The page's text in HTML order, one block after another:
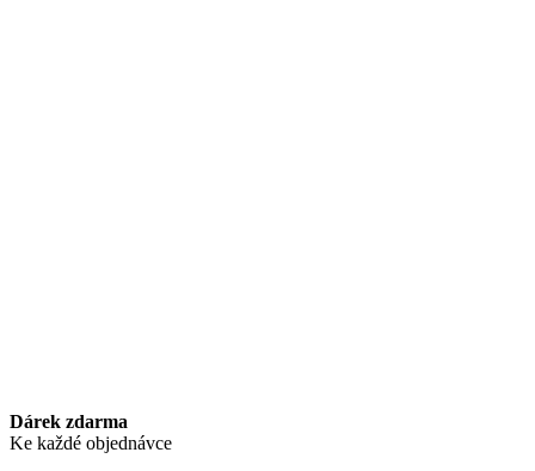
Dárek zdarma
Ke každé objednávce